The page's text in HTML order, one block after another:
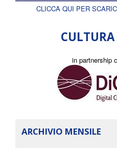
CLICCA QUI PER
in partnership
ARCHIVIO MENSILE